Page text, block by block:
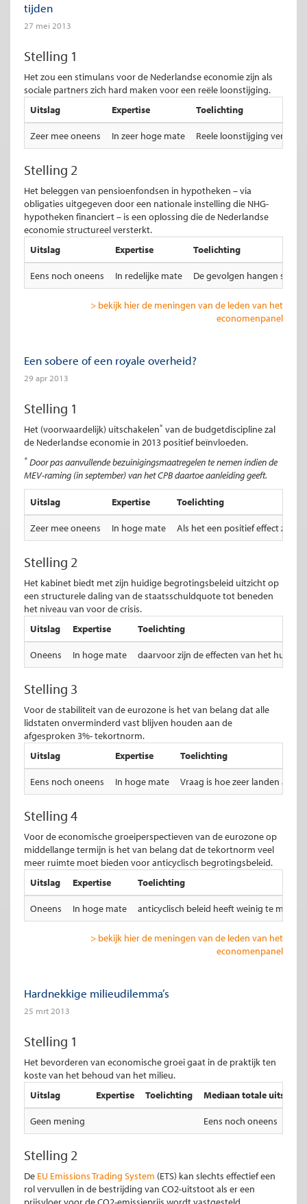
tijden
27 mei 2013
Stelling 1
Het zou een stimulans voor de Nederlandse economie zijn als
sociale partners zich hard maken voor een reële loonstijging.
Uitslag
Expertise Toelichting
Zeer mee oneens In zeer hoge mate Reele loonstijging
Stelling 2
Het beleggen van pensioenfondsen in hypotheken – via
obligaties uitgegeven door een nationale instelling die NHG-
hypotheken financiert – is een oplossing die de Nederlandse
economie structureel versterkt.
Uitslag
Expertise Toelichting
Eens noch oneens In redelijke mate De gevolgen hangen sterk
> bekijk hier de meningen van de leden van het
economenpanel
Een sobere of een royale overheid?
29 apr 2013
Stelling 1
Het (voorwaardelijk) uitschakelen* van de budgetdiscipline zal
de Nederlandse economie in 2013 positief beïnvloeden.
* Door pas aanvullende bezuinigingsmaatregelen te nemen indien de
MEV-raming (in september) van het CPB daartoe aanleiding geeft.
Uitslag Expertise Toelichting
Zeer mee oneens In hoge mate Als het een positief effect zou
Stelling 2
Het kabinet biedt met zijn huidige begrotingsbeleid uitzicht op
een structurele daling van de staatsschuldquote tot beneden
het niveau van voor de crisis.
Uitslag
Expertise Toelichting
Oneens In hoge mate daarvoor zijn de effecten van het
Stelling 3
Voor de stabiliteit van de eurozone is het van belang dat alle
lidstaten onverminderd vast blijven houden aan de
afgesproken 3%- tekortnorm.
Uitslag
Expertise Toelichting
Eens noch oneens In hoge mate Vraag is hoe zeer landen
Stelling 4
Voor de economische groeiperspectieven van de eurozone op
middellange termijn is het van belang dat de tekortnorm veel
meer ruimte moet bieden voor anticyclisch begrotingsbeleid.
Uitslag
Expertise Toelichting
Oneens In hoge mate anticyclisch beleid heeft weinig te
> bekijk hier de meningen van de leden van het
economenpanel
Hardnekkige milieudilemma’s
25 mrt 2013
Stelling 1
Het bevorderen van economische groei gaat in de praktijk ten
koste van het behoud van het milieu.
Uitslag
Expertise Toelichting Mediaan totale uitslag
Geen mening Eens noch oneens
Stelling 2
De EU Emissions Trading System (ETS) kan slechts effectief een
rol vervullen in de bestrijding van CO2-uitstoot als er een